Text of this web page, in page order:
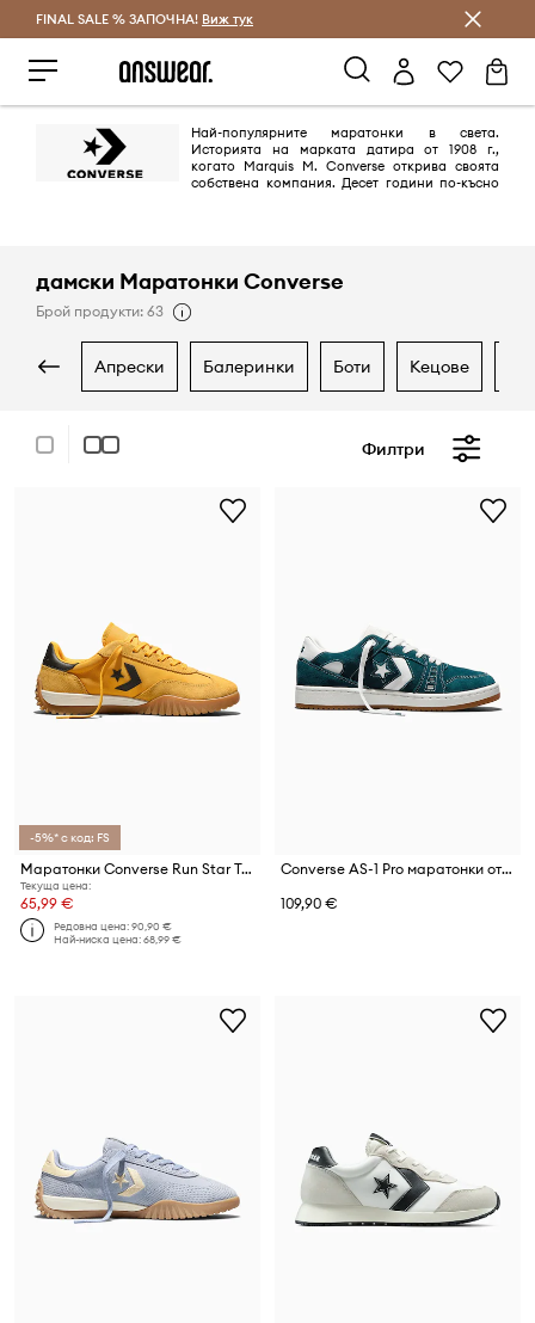
Спестявай с Answear Club
FINAL SALE % ЗАПОЧНА! Виж тук
Най-популярните маратонки в света.
Историята на марката датира от 1908 г.,
когато Marquis M. Converse открива своята
собствена компания. Десет години по-късно
дамски Маратонки Converse
Брой продукти: 63
апрески балеринки боти кецове
Филтри
-5%* с код: FS
Маратонки Converse Run Star Trainer
Текуща цена:
65,99 €
Редовна цена:90,90 €
Най-ниска цена:68,99 €
Converse AS-1 Pro маратонки от кожа
109,90 €